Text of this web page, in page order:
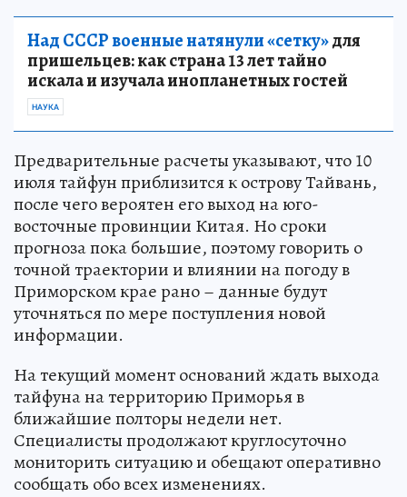
Над СССР военные натянули «сетку»для
пришельцев: как страна 13 лет тайно
искала и изучала инопланетных гостей
НАУКА
Предварительные расчеты указывают, что 10
июля тайфун приблизится к острову Тайвань,
после чего вероятен его выход на юго-
восточные провинции Китая. Но сроки
прогноза пока большие, поэтому говорить о
точной траектории и влиянии на погоду в
Приморском крае рано – данные будут
уточняться по мере поступления новой
информации.
На текущий момент оснований ждать выхода
тайфуна на территорию Приморья в
ближайшие полторы недели нет.
Специалисты продолжают круглосуточно
мониторить ситуацию и обещают оперативно
сообщать обо всех изменениях.